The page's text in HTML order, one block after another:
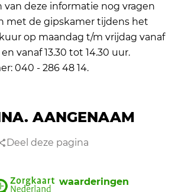
van deze informatie nog vragen
met de gipskamer tijdens het
op maandag t/m vrijdag vanaf
vanaf 13.30 tot 14.30 uur.
040 - 286 48 14.
AANGENAAM
Deel deze pagina
waarderingen